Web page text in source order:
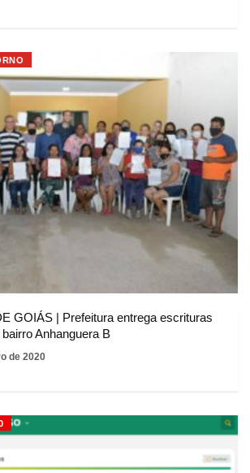
GOIÁS | Prefeitura entrega escrituras
Anhanguera B
de 2020